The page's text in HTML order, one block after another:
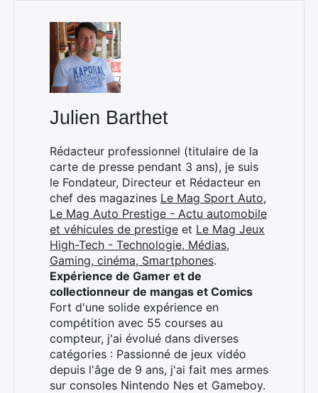
Julien Barthet
Rédacteur professionnel (titulaire de la
carte de presse pendant 3 ans), je suis
le Fondateur, Directeur et Rédacteur en
chef des magazines Le Mag Sport Auto,
Le Mag Auto Prestige - Actu automobile
et véhicules de prestige et Le Mag Jeux
High-Tech - Technologie, Médias,
Gaming, cinéma, Smartphones.
Expérience de Gamer et de
collectionneur de mangas et Comics
Fort d'une solide expérience en
compétition avec 55 courses au
compteur, j'ai évolué dans diverses
catégories : Passionné de jeux vidéo
depuis l'âge de 9 ans, j'ai fait mes armes
sur consoles Nintendo Nes et Gameboy.
Rechercher